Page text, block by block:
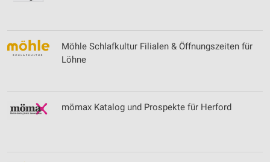
Möhle Schlafkultur Filialen & Öffnungszeiten für
Löhne
mömax Katalog und Prospekte für Herford